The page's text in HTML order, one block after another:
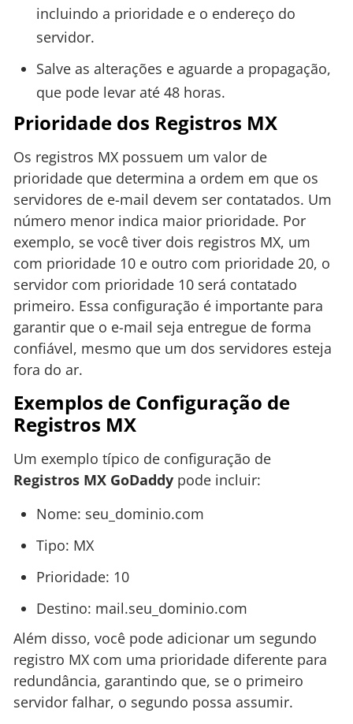
incluindo a prioridade e o endereço do
servidor.
Salve as alterações e aguarde a propagação,
que pode levar até 48 horas.
Prioridade dos Registros MX
Os registros MX possuem um valor de
prioridade que determina a ordem em que os
servidores de e-mail devem ser contatados. Um
número menor indica maior prioridade. Por
exemplo, se você tiver dois registros MX, um
com prioridade 10 e outro com prioridade 20, o
servidor com prioridade 10 será contatado
primeiro. Essa configuração é importante para
garantir que o e-mail seja entregue de forma
confiável, mesmo que um dos servidores esteja
fora do ar.
Exemplos de Configuração de
Registros MX
Um exemplo típico de configuração de
Registros MX GoDaddy pode incluir:
Nome: seu_dominio.com
Tipo: MX
Prioridade: 10
Destino: mail.seu_dominio.com
Além disso, você pode adicionar um segundo
registro MX com uma prioridade diferente para
redundância, garantindo que, se o primeiro
servidor falhar, o segundo possa assumir.